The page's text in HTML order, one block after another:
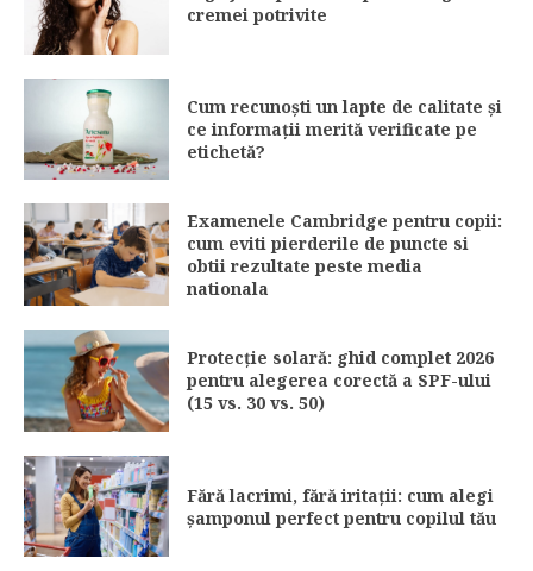
cremei potrivite
Cum recunoști un lapte de calitate și
ce informații merită verificate pe
etichetă?
Examenele Cambridge pentru copii:
cum eviti pierderile de puncte si
obtii rezultate peste media
nationala
Protecție solară: ghid complet 2026
pentru alegerea corectă a SPF-ului
(15 vs. 30 vs. 50)
Fără lacrimi, fără iritații: cum alegi
șamponul perfect pentru copilul tău